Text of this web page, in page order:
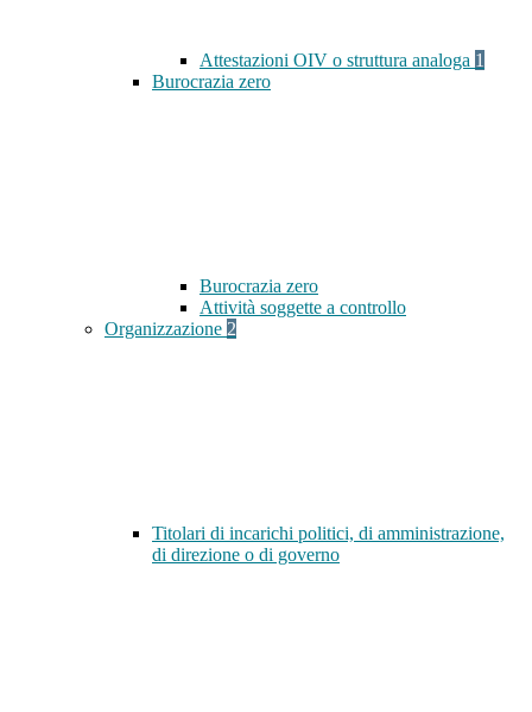
Attestazioni OIV o struttura analoga 1
Burocrazia zero
Burocrazia zero
Attività soggette a controllo
Organizzazione 2
Titolari di incarichi politici, di amministrazione,
di direzione o di governo